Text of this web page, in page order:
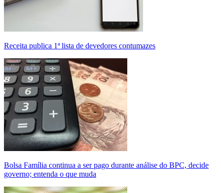
Receita publica 1ª lista de devedores contumazes
Bolsa Família continua a ser pago durante análise do BPC, decide
governo; entenda o que muda